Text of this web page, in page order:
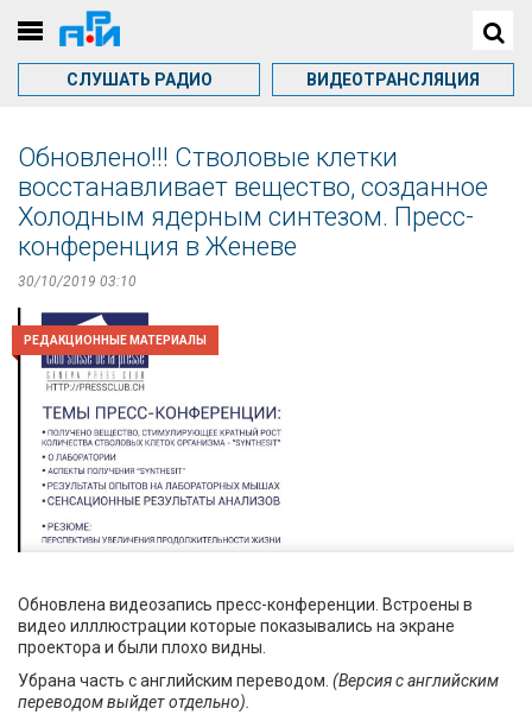
СЛУШАТЬ РАДИО ВИДЕОТРАНСЛЯЦИЯ
Обновлено!!! Стволовые клетки
восстанавливает вещество, созданное
Холодным ядерным синтезом. Пресс-
конференция в Женеве
30/10/2019 03:10
РЕДАКЦИОННЫЕ МАТЕРИАЛЫ
Обновлена видеозапись пресс-конференции. Встроены в
видео илллюстрации которые показывались на экране
проектора и были плохо видны.
Убрана часть с английским переводом. (Версия с английским
переводом выйдет отдельно).